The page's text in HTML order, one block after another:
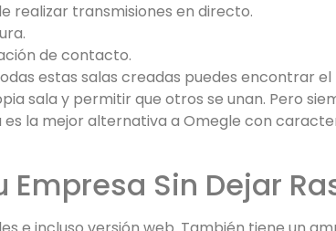
realizar transmisiones en directo.
de contacto.
estas salas creadas puedes encontrar
sala y permitir que otros se unan. Pero
la mejor alternativa a Omegle con
Empresa Sin Dejar